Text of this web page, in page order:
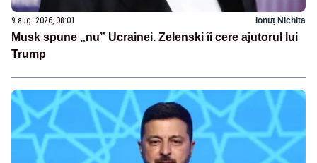
9 aug. 2026, 08:01 Ionuț Nichita
Musk spune „nu” Ucrainei. Zelenski îi cere ajutorul lui
Trump